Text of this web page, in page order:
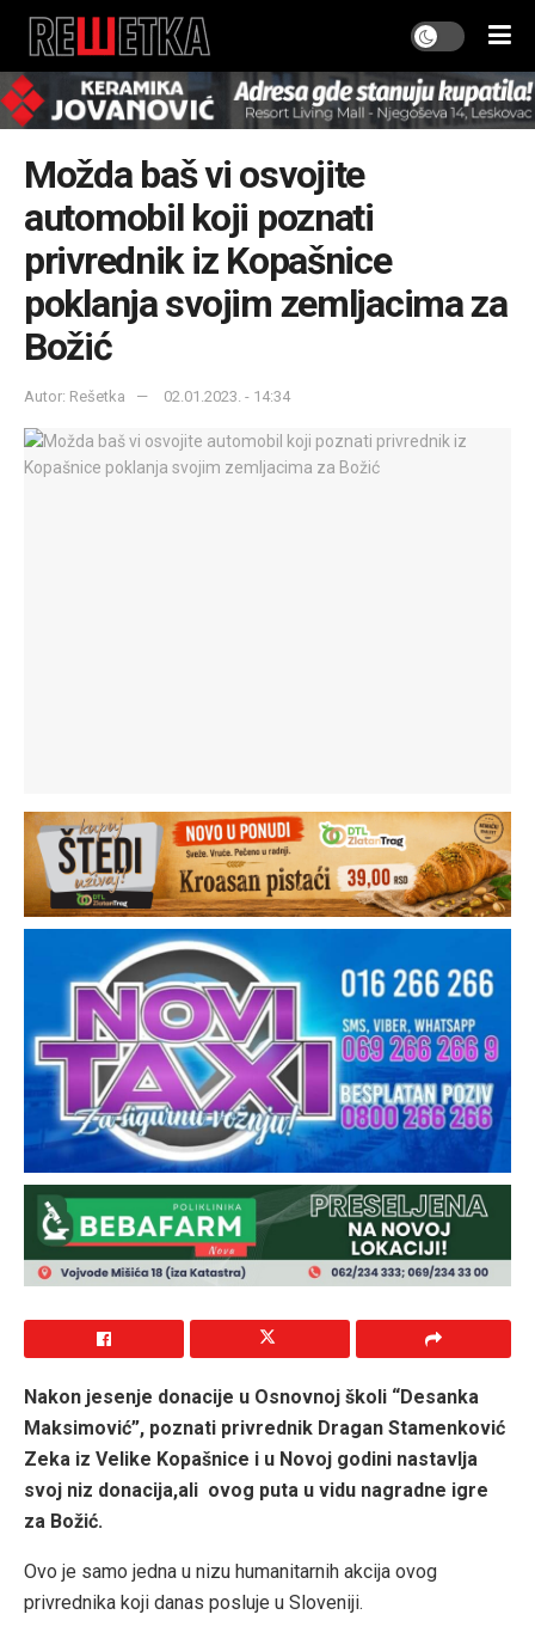
Možda baš vi osvojite
automobil koji poznati
privrednik iz Kopašnice
poklanja svojim zemljacima za
Božić
Autor: Rešetka 02.01.2023. - 14:34
Nakon jesenje donacije u Osnovnoj školi “Desanka
Maksimović”, poznati privrednik Dragan Stamenković
Zeka iz Velike Kopašnice i u Novoj godini nastavlja
svoj niz donacija,ali ovog puta u vidu nagradne igre
za Božić.
Ovo je samo jedna u nizu humanitarnih akcija ovog
privrednika koji danas posluje u Sloveniji.